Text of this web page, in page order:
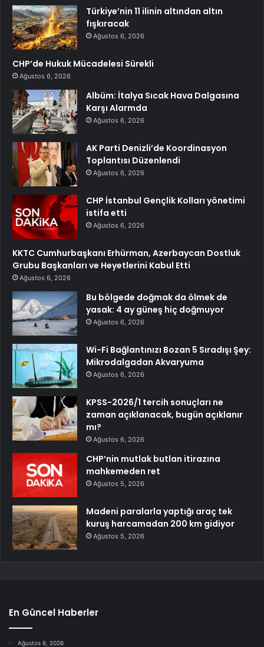
Türkiye’nin 11 ilinin altından altın
fışkıracak
Ağustos 6, 2026
CHP’de Hukuk Mücadelesi Sürekli
Ağustos 6, 2026
Albüm: İtalya Sıcak Hava Dalgasına
Karşı Alarmda
Ağustos 6, 2026
AK Parti Denizli’de Koordinasyon
Toplantısı Düzenlendi
Ağustos 6, 2026
CHP İstanbul Gençlik Kolları yönetimi
istifa etti
Ağustos 6, 2026
KKTC Cumhurbaşkanı Erhürman, Azerbaycan Dostluk
Grubu Başkanları ve Heyetlerini Kabul Etti
Ağustos 6, 2026
Bu bölgede doğmak da ölmek de
yasak: 4 ay güneş hiç doğmuyor
Ağustos 6, 2026
Wi-Fi Bağlantınızı Bozan 5 Sıradışı Şey:
Mikrodalgadan Akvaryuma
Ağustos 6, 2026
KPSS-2026/1 tercih sonuçları ne
zaman açıklanacak, bugün açıklanır
mı?
Ağustos 6, 2026
CHP’nin mutlak butlan itirazına
mahkemeden ret
Ağustos 5, 2026
Madeni paralarla yaptığı araç tek
kuruş harcamadan 200 km gidiyor
Ağustos 5, 2026
En Güncel Haberler
Ağustos 6, 2026